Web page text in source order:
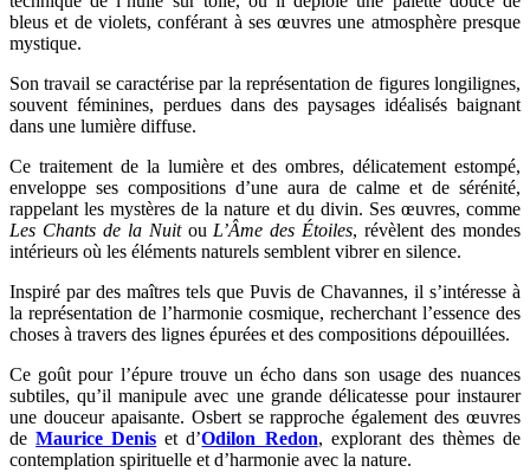
bleus et de violets, conférant à ses œuvres une atmosphère presque
mystique.
Son travail se caractérise par la représentation de figures longilignes,
souvent féminines, perdues dans des paysages idéalisés baignant
dans une lumière diffuse.
Ce traitement de la lumière et des ombres, délicatement estompé,
enveloppe ses compositions d’une aura de calme et de sérénité,
rappelant les mystères de la nature et du divin. Ses œuvres, comme
Les Chants de la Nuitou L’Âme des Étoiles, révèlent des mondes
intérieurs où les éléments naturels semblent vibrer en silence.
Inspiré par des maîtres tels que Puvis de Chavannes, il s’intéresse à
la représentation de l’harmonie cosmique, recherchant l’essence des
choses à travers des lignes épurées et des compositions dépouillées.
Ce goût pour l’épure trouve un écho dans son usage des nuances
subtiles, qu’il manipule avec une grande délicatesse pour instaurer
une douceur apaisante. Osbert se rapproche également des œuvres
deMaurice Denis et d’Odilon Redon, explorant des thèmes de
contemplation spirituelle et d’harmonie avec la nature.